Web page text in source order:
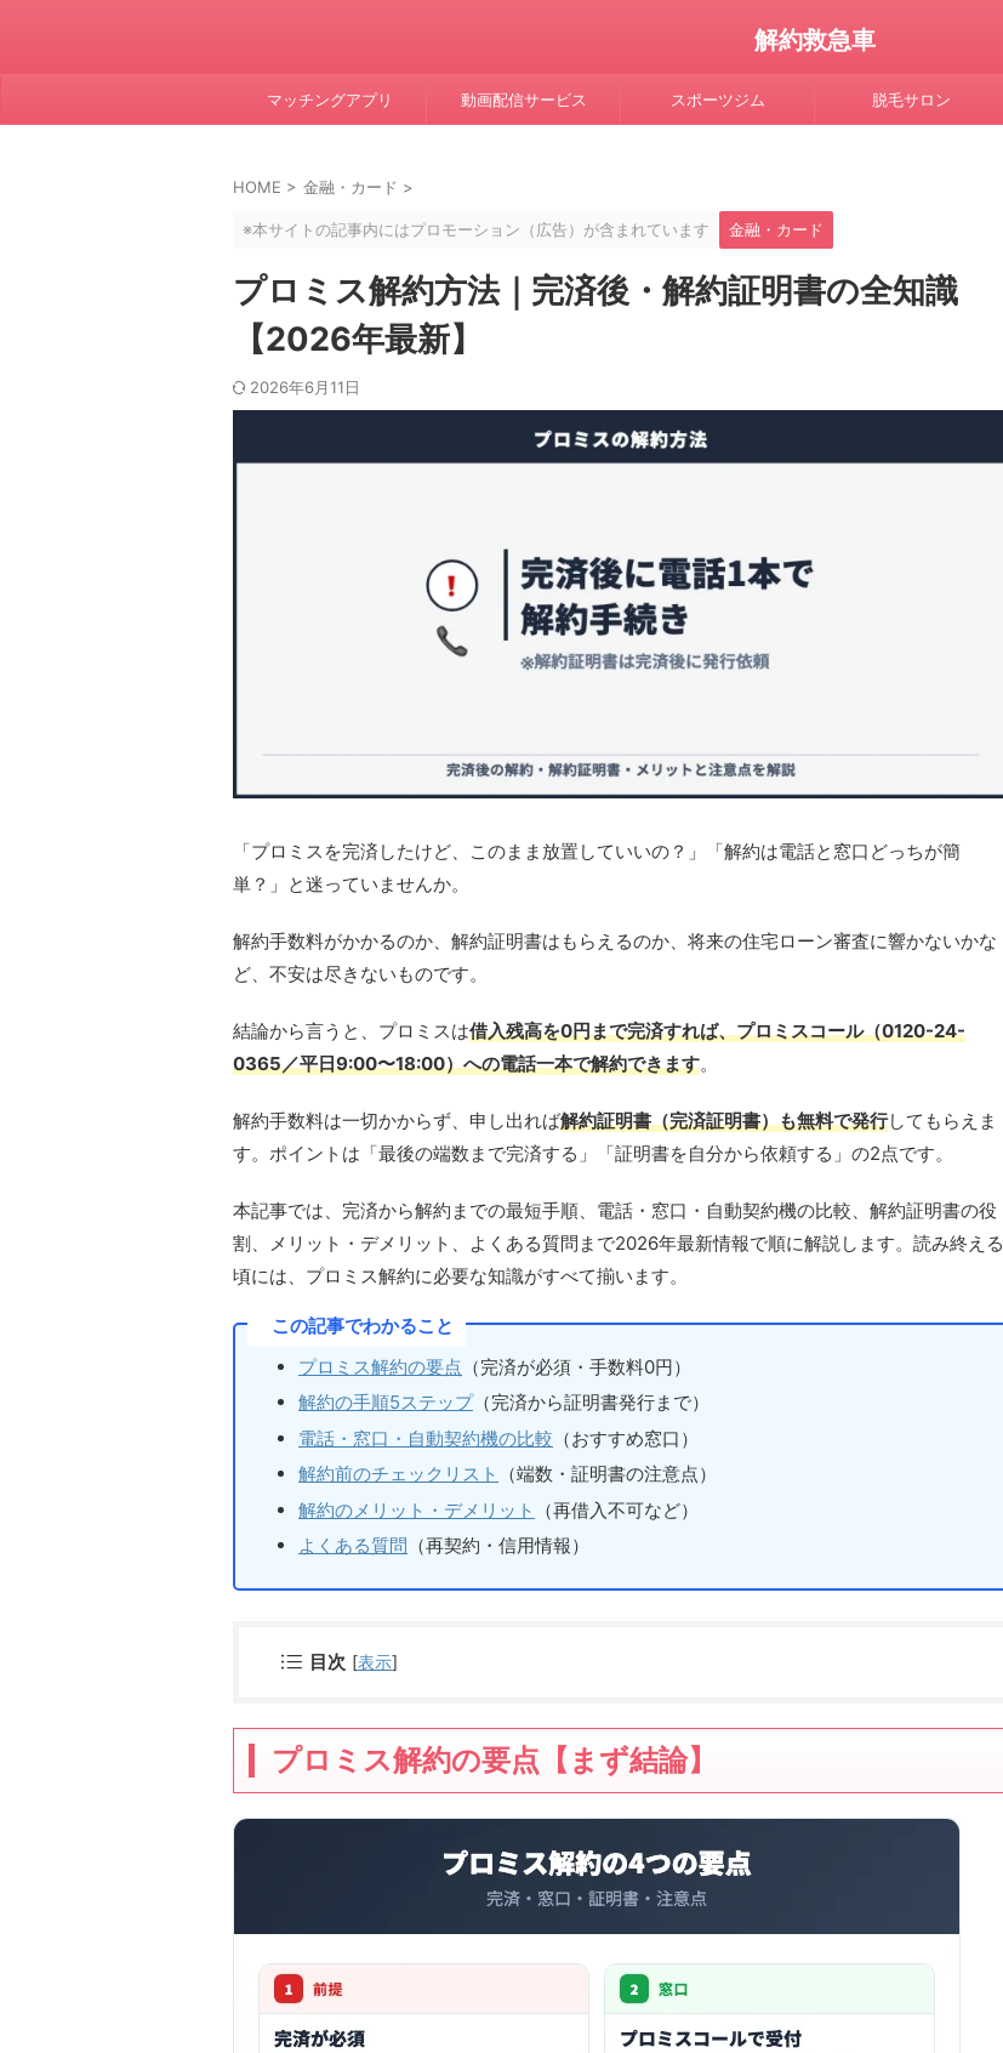
解約救急車
マッチングアプリ 動画配信サービス スポーツジム 脱毛サロン
HOME > 金融・カード >
※本サイトの記事内にはプロモーション（広告）が含まれています 金融・カード
プロミス解約方法｜完済後・解約証明書の全知識
【2026年最新】
2026年6月11日
「プロミスを完済したけど、このまま放置していいの？」「解約は電話と窓口どっちが簡
単？」と迷っていませんか。
解約手数料がかかるのか、解約証明書はもらえるのか、将来の住宅ローン審査に響かないかな
ど、不安は尽きないものです。
結論から言うと、プロミスは借入残高を0円まで完済すれば、プロミスコール（0120-24-
0365／平日9:00〜18:00）への電話一本で解約できます。
解約手数料は一切かからず、申し出れば解約証明書（完済証明書）も無料で発行してもらえま
す。ポイントは「最後の端数まで完済する」「証明書を自分から依頼する」の2点です。
本記事では、完済から解約までの最短手順、電話・窓口・自動契約機の比較、解約証明書の役
割、メリット・デメリット、よくある質問まで2026年最新情報で順に解説します。読み終える
頃には、プロミス解約に必要な知識がすべて揃います。
この記事でわかること
プロミス解約の要点 （完済が必須・手数料0円）
解約の手順5ステップ（完済から証明書発行まで）
電話・窓口・自動契約機の比較 （おすすめ窓口）
解約前のチェックリスト
（端数・証明書の注意点）
解約のメリット・デメリット
（再借入不可など）
よくある質問 （再契約・信用情報）
目次 [表示]
プロミス解約の要点【まず結論】